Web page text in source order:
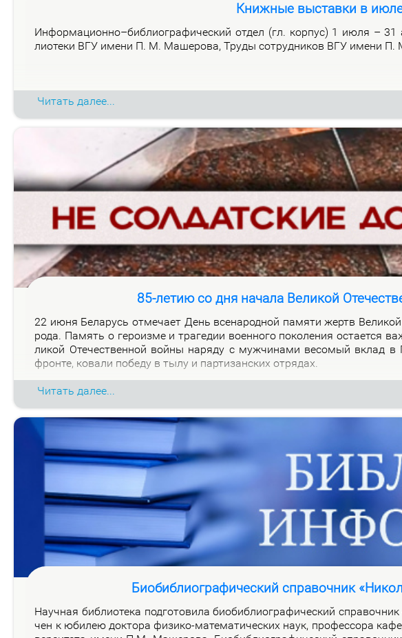
Книжные выставки в июле
Ин­фор­ма­ци­он­но–биб­лио­гра­фи­че­ский от­дел (гл. кор­пус) 1 июля –
лио­те­ки ВГУ име­ни П. М. Ма­ше­ро­ва, Тру­ды со­труд­ни­ков ВГУ име­ни
Читать далее...
85-летию со дня начала Великой
22 июня Бе­ла­русь от­ме­ча­ет День все­на­род­ной па­мя­ти жертв
ро­да. Па­мять о ге­ро­из­ме и тра­ге­дии во­ен­но­го по­ко­ле­ния оста­ет­ся
ли­кой Оте­че­ствен­ной вой­ны на­ря­ду с муж­чи­на­ми ве­со­мый вклад
фрон­те, ко­ва­ли по­бе­ду в ты­лу и пар­ти­зан­ских от­ря­дах.
Читать далее...
Биобиблиографический справочник
На­уч­ная биб­лио­те­ка под­го­то­ви­ла био­биб­лио­гра­фи­че­ский
чен к юби­лею док­то­ра физи­ко-ма­те­ма­ти­че­ских на­ук, про­фес­со­ра